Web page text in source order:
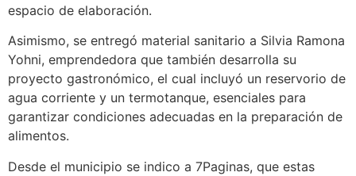
espacio de elaboración.
Asimismo, se entregó material sanitario a Silvia Ramona
Yohni, emprendedora que también desarrolla su
proyecto gastronómico, el cual incluyó un reservorio de
agua corriente y un termotanque, esenciales para
garantizar condiciones adecuadas en la preparación de
alimentos.
Desde el municipio se indico a 7Paginas, que estas